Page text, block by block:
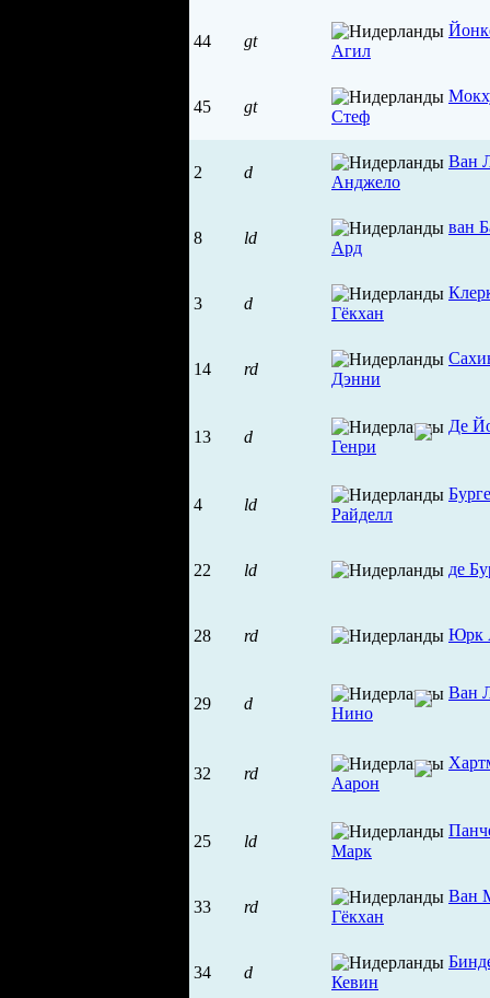
44 gt
Агил
45 gt
Стеф
2 d
Ван
Анджело
8 ld
ван
Ард
3 d
Гёкхан
14 rd
Дэнни
13 d
Де
Генри
4 ld
Райделл
22 ld де
28 rd Юрк
29 d
Ван
Нино
32 rd
Аарон
25 ld
Марк
33 rd
Ван
Гёкхан
34 d
Кевин